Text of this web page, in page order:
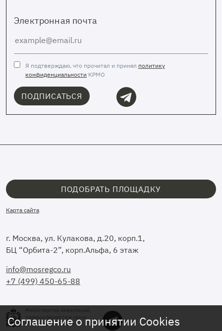
Электронная почта
Я подтверждаю, что прочитал и принял политику
конфиденциальности КРМО
ПОДПИСАТЬСЯ
info@mosregco.ru
+7 (499) 450-65-88
г. Москва, ул. Кулакова, д.20, корп.1,
БЦ “Орбита-2”, корп.Альфа, 6 этаж
ПОДОБРАТЬ ПЛОЩАДКУ
Карта сайта
Соглашение о принятии Cookies